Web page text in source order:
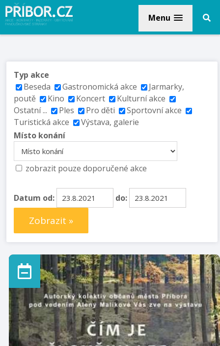
Menu
Typ akce
Beseda
Gastronomická akce
Jarmarky,
poutě
Kino Koncert
Kulturní akce
Ostatní ...
Ples Pro děti
Sportovní akce
Turistická akce
Výstava, galerie
Místo konání
zobrazit pouze doporučené akce
Datum od: do:
Zobrazit »